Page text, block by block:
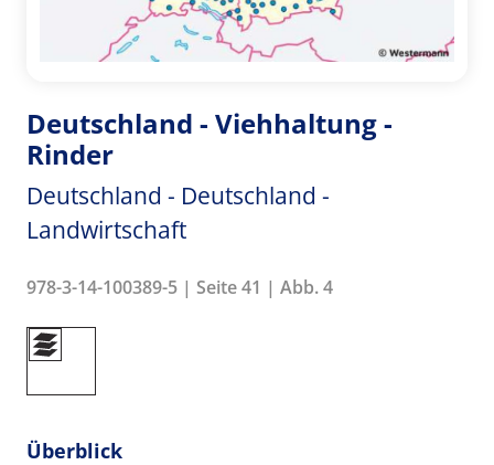
Deutschland - Viehhaltung -
Rinder
Deutschland - Deutschland -
Landwirtschaft
978-3-14-100389-5 | Seite 41 | Abb. 4
Überblick